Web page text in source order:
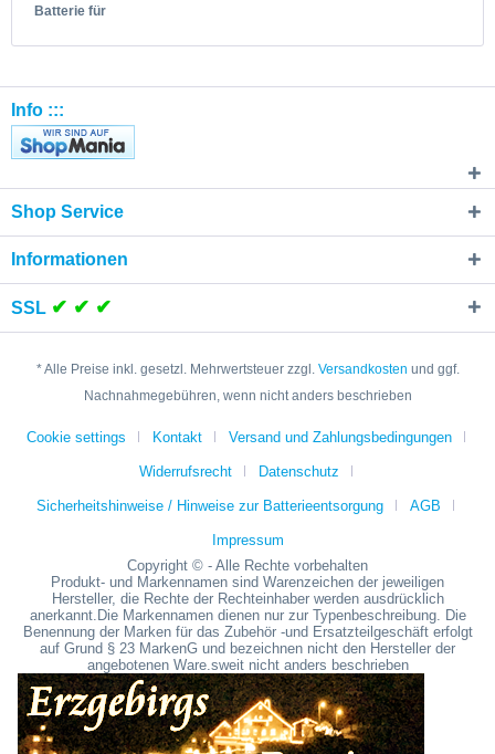
Batterie für
Info :::
Shop Service
Informationen
SSL ✔ ✔ ✔
* Alle Preise inkl. gesetzl. Mehrwertsteuer zzgl. Versandkosten und ggf.
Nachnahmegebühren, wenn nicht anders beschrieben
Cookie settings Kontakt Versand und Zahlungsbedingungen
Widerrufsrecht Datenschutz
Sicherheitshinweise / Hinweise zur Batterieentsorgung AGB
Impressum
Copyright © - Alle Rechte vorbehalten
Produkt- und Markennamen sind Warenzeichen der jeweiligen
Hersteller, die Rechte der Rechteinhaber werden ausdrücklich
anerkannt.Die Markennamen dienen nur zur Typenbeschreibung. Die
Benennung der Marken für das Zubehör -und Ersatzteilgeschäft erfolgt
auf Grund § 23 MarkenG und bezeichnen nicht den Hersteller der
angebotenen Ware.sweit nicht anders beschrieben